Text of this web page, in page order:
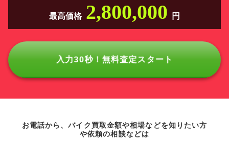
最高価格 2,800,000 円
入力30秒！無料査定スタート
お電話から、バイク買取金額や相場などを知りたい方
や依頼の相談などは